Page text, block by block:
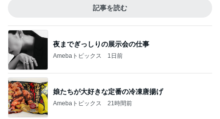
記事を読む
夜までぎっしりの展示会の仕事
Amebaトピックス 1日前
娘たちが大好きな定番の冷凍唐揚げ
Amebaトピックス 21時間前